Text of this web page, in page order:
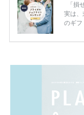
「損
実は、
のギフ
ため
一番
解決